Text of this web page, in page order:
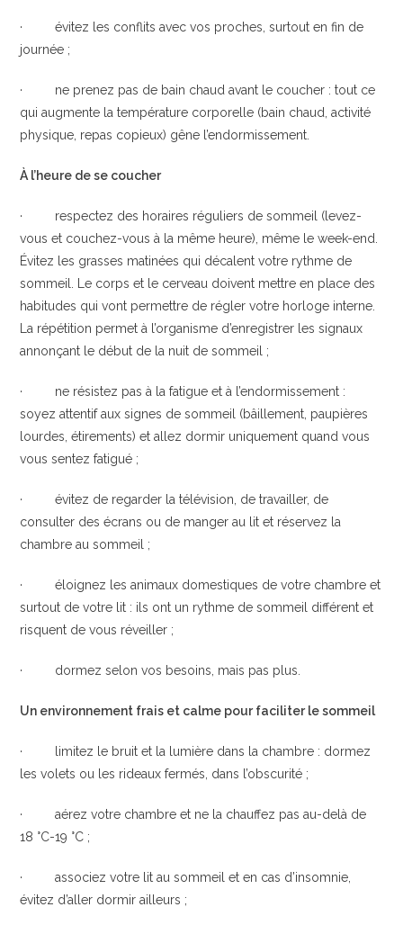
· évitez les conflits avec vos proches, surtout en fin de
journée ;
· ne prenez pas de bain chaud avant le coucher : tout ce
qui augmente la température corporelle (bain chaud, activité
physique, repas copieux) gêne l’endormissement.
À l’heure de se coucher
· respectez des horaires réguliers de sommeil (levez-
vous et couchez-vous à la même heure), même le week-end.
Évitez les grasses matinées qui décalent votre rythme de
sommeil. Le corps et le cerveau doivent mettre en place des
habitudes qui vont permettre de régler votre horloge interne.
La répétition permet à l’organisme d’enregistrer les signaux
annonçant le début de la nuit de sommeil ;
· ne résistez pas à la fatigue et à l’endormissement :
soyez attentif aux signes de sommeil (bâillement, paupières
lourdes, étirements) et allez dormir uniquement quand vous
vous sentez fatigué ;
· évitez de regarder la télévision, de travailler, de
consulter des écrans ou de manger au lit et réservez la
chambre au sommeil ;
· éloignez les animaux domestiques de votre chambre et
surtout de votre lit : ils ont un rythme de sommeil différent et
risquent de vous réveiller ;
· dormez selon vos besoins, mais pas plus.
Un environnement frais et calme pour faciliter le sommeil
· limitez le bruit et la lumière dans la chambre : dormez
les volets ou les rideaux fermés, dans l’obscurité ;
· aérez votre chambre et ne la chauffez pas au-delà de
18 °C-19 °C ;
· associez votre lit au sommeil et en cas d’insomnie,
évitez d’aller dormir ailleurs ;